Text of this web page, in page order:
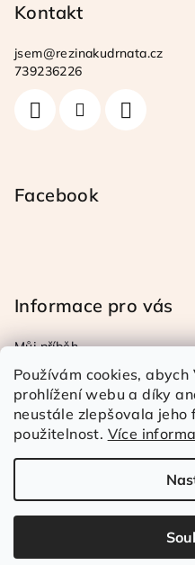
Používám cookies,
prohlížení webu a díky
neustále zlepšovala jeho
použitelnost. Více
Kontakt
jsem@rezinakudrnata.cz
739236226
Facebook
Informace pro vás
Můj příběh
Obchodní a reklamační
Podmínky ochrany osob. úd.
Doprava a platba
Kontakty